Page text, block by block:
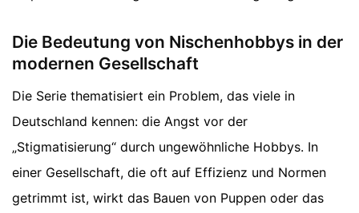
Die Bedeutung von Nischenhobbys in der
modernen Gesellschaft
Die Serie thematisiert ein Problem, das viele in
Deutschland kennen: die Angst vor der
„Stigmatisierung“ durch ungewöhnliche Hobbys. In
einer Gesellschaft, die oft auf Effizienz und Normen
getrimmt ist, wirkt das Bauen von Puppen oder das